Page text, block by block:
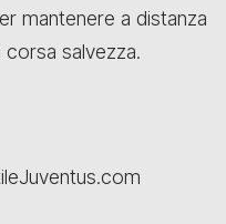
mantenere a distanza
corsa salvezza.